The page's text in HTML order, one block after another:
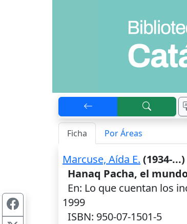
Ficha Por Áreas
Marcuse, Aída E. (1934-...)
Hanaq Pacha, el
En: Lo que cuentan los
1999
ISBN: 950-07-1501-5